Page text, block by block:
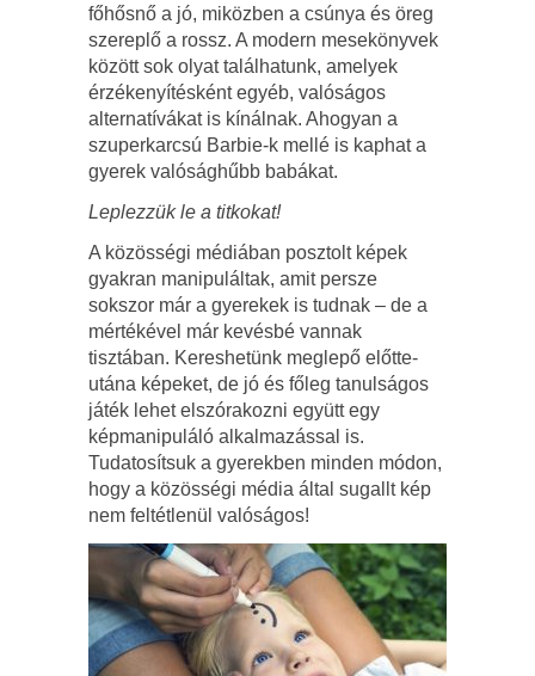
főhősnő a jó, miközben a csúnya és öreg
szereplő a rossz. A modern mesekönyvek
között sok olyat találhatunk, amelyek
érzékenyítésként egyéb, valóságos
alternatívákat is kínálnak. Ahogyan a
szuperkarcsú Barbie-k mellé is kaphat a
gyerek valósághűbb babákat.
Leplezzük le a titkokat!
A közösségi médiában posztolt képek
gyakran manipuláltak, amit persze
sokszor már a gyerekek is tudnak – de a
mértékével már kevésbé vannak
tisztában. Kereshetünk meglepő előtte-
utána képeket, de jó és főleg tanulságos
játék lehet elszórakozni együtt egy
képmanipuláló alkalmazással is.
Tudatosítsuk a gyerekben minden módon,
hogy a közösségi média által sugallt kép
nem feltétlenül valóságos!